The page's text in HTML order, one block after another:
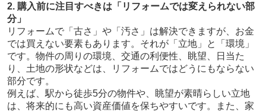
2. 購入前に注目すべきは「リフォームでは変えられない部
分」
リフォームで「古さ」や「汚さ」は解決できますが、お金
では買えない要素もあります。それが「立地」と「環境」
です。物件の周りの環境、交通の利便性、眺望、日当た
り、土地の形状などは、リフォームではどうにもならない
部分です。
例えば、駅から徒歩5分の物件や、眺望が素晴らしい立地
は、将来的にも高い資産価値を保ちやすいです。また、家